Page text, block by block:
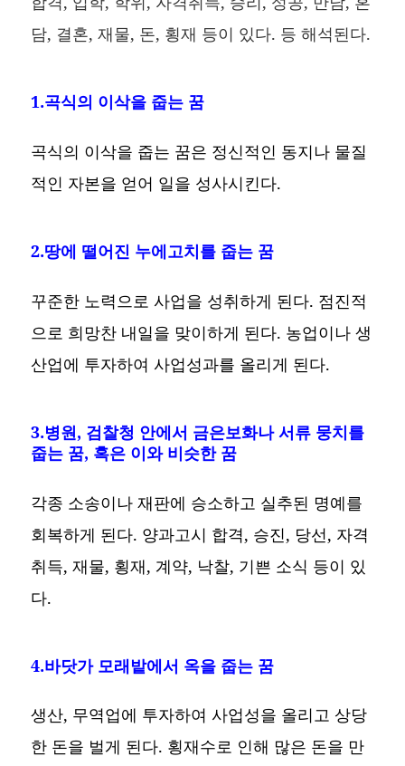
담, 결혼, 재물, 돈, 횡재 등이 있다. 등 해석된다.
1.곡식의 이삭을 줍는 꿈
곡식의 이삭을 줍는 꿈은 정신적인 동지나 물질
적인 자본을 얻어 일을 성사시킨다.
2.땅에 떨어진 누에고치를 줍는 꿈
꾸준한 노력으로 사업을 성취하게 된다. 점진적
으로 희망찬 내일을 맞이하게 된다. 농업이나 생
산업에 투자하여 사업성과를 올리게 된다.
3.병원, 검찰청 안에서 금은보화나 서류 뭉치를
줍는 꿈, 혹은 이와 비슷한 꿈
각종 소송이나 재판에 승소하고 실추된 명예를
회복하게 된다. 양과고시 합격, 승진, 당선, 자격
취득, 재물, 횡재, 계약, 낙찰, 기쁜 소식 등이 있
다.
4.바닷가 모래밭에서 옥을 줍는 꿈
생산, 무역업에 투자하여 사업성을 올리고 상당
한 돈을 벌게 된다. 횡재수로 인해 많은 돈을 만